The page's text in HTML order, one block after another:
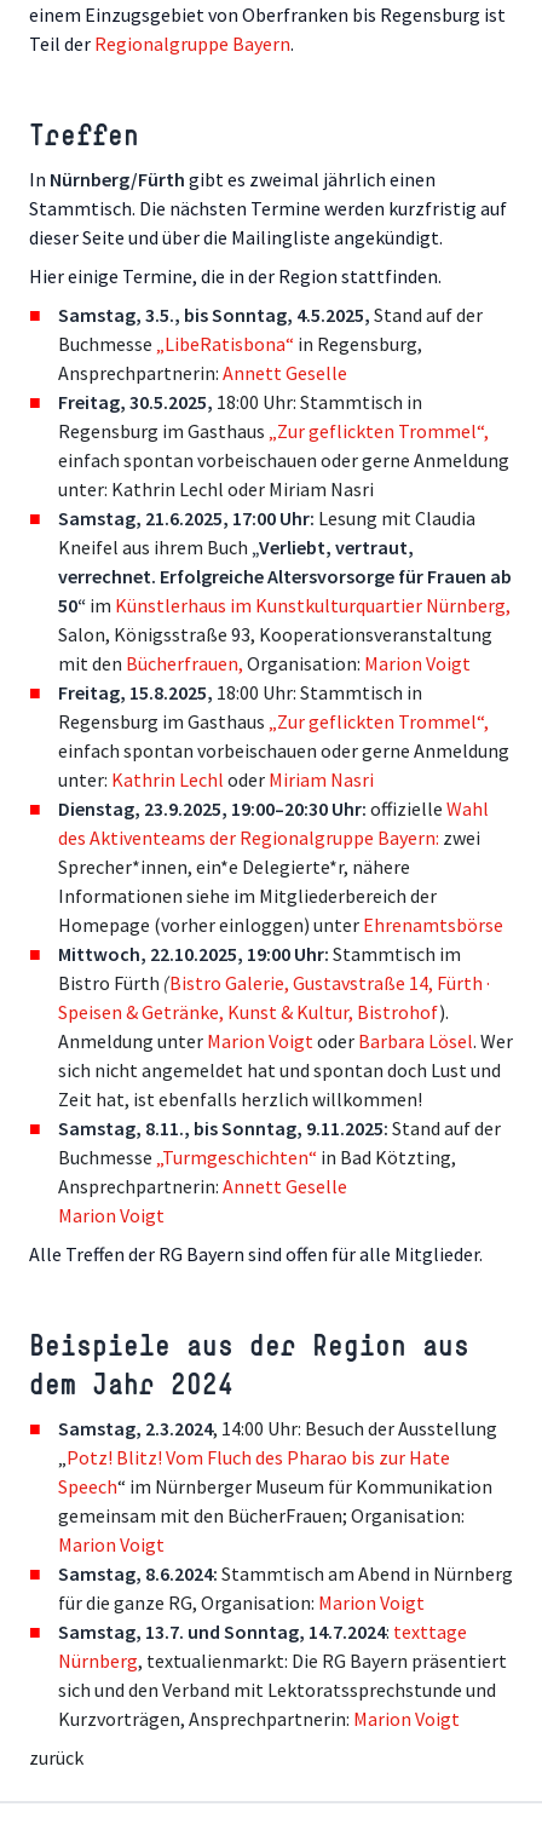
einem Einzugsgebiet von Oberfranken bis Regensburg ist
Teil der Regionalgruppe Bayern.
Treffen
In Nürnberg/Fürth gibt es zweimal jährlich einen
Stammtisch. Die nächsten Termine werden kurzfristig auf
dieser Seite und über die Mailingliste angekündigt.
Hier einige Termine, die in der Region stattfinden.
Samstag, 3.5., bis Sonntag, 4.5.2025, Stand auf der
Buchmesse „LibeRatisbona“ in Regensburg,
Ansprechpartnerin: Annett Geselle
Freitag, 30.5.2025, 18:00 Uhr: Stammtisch in
Regensburg im Gasthaus „Zur geflickten Trommel“,
einfach spontan vorbeischauen oder gerne Anmeldung
unter: Kathrin Lechl oder Miriam Nasri
Samstag, 21.6.2025, 17:00 Uhr: Lesung mit Claudia
Kneifel aus ihrem Buch „Verliebt, vertraut,
verrechnet. Erfolgreiche Altersvorsorge für Frauen ab
50“ im Künstlerhaus im Kunstkulturquartier Nürnberg,
Salon, Königsstraße 93, Kooperationsveranstaltung
mit den Bücherfrauen, Organisation: Marion Voigt
Freitag, 15.8.2025, 18:00 Uhr: Stammtisch in
Regensburg im Gasthaus „Zur geflickten Trommel“,
einfach spontan vorbeischauen oder gerne Anmeldung
unter: Kathrin Lechl oder Miriam Nasri
Dienstag, 23.9.2025, 19:00–20:30 Uhr: offizielle Wahl
des Aktiventeams der Regionalgruppe Bayern: zwei
Sprecher*innen, ein*e Delegierte*r, nähere
Informationen siehe im Mitgliederbereich der
Homepage (vorher einloggen) unter Ehrenamtsbörse
Mittwoch, 22.10.2025, 19:00 Uhr: Stammtisch im
Bistro Fürth (Bistro Galerie, Gustavstraße 14, Fürth ·
Speisen & Getränke, Kunst & Kultur, Bistrohof).
Anmeldung unter Marion Voigt oder Barbara Lösel. Wer
sich nicht angemeldet hat und spontan doch Lust und
Zeit hat, ist ebenfalls herzlich willkommen!
Samstag, 8.11., bis Sonntag, 9.11.2025: Stand auf der
Buchmesse „Turmgeschichten“ in Bad Kötzting,
Ansprechpartnerin: Annett Geselle
Marion Voigt
Alle Treffen der RG Bayern sind offen für alle Mitglieder.
Beispiele aus der Region aus
dem Jahr 2024
Samstag, 2.3.2024, 14:00 Uhr: Besuch der Ausstellung
Potz! Blitz! Vom Fluch des Pharao bis zur Hate
Speech“ im Nürnberger Museum für Kommunikation
gemeinsam mit den BücherFrauen; Organisation:
Marion Voigt
Samstag, 8.6.2024: Stammtisch am Abend in Nürnberg
für die ganze RG, Organisation: Marion Voigt
Samstag, 13.7. und Sonntag, 14.7.2024: texttage
Nürnberg, textualienmarkt: Die RG Bayern präsentiert
sich und den Verband mit Lektoratssprechstunde und
Kurzvorträgen, Ansprechpartnerin: Marion Voigt
zurück